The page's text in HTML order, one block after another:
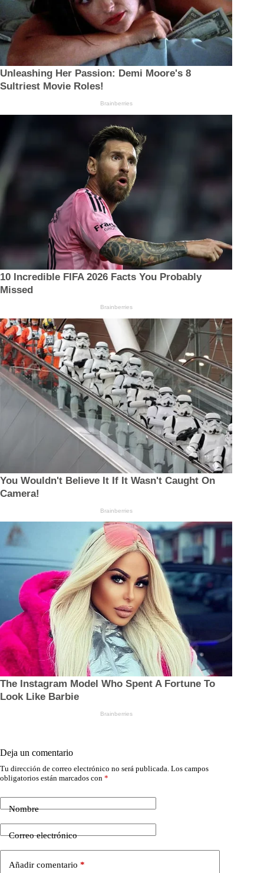
Deja un comentario
Tu dirección de correo electrónico no será publicada. Los campos
obligatorios están marcados con *
Nombre
Correo electrónico
Añadir comentario *